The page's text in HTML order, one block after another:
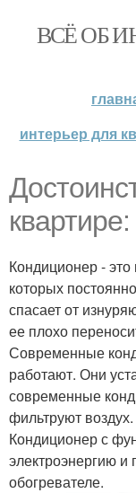
ВСЁ ОБ
интерьер для
квартире:
Кондиционер -
которых
спасает от
ее плохо
Современные
работают. Они
современные
фильтруют воздух.
Кондиционер с
электроэнергию и
обогревателе.